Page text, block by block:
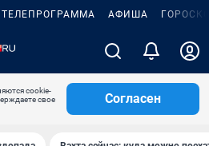
ТЕЛЕПРОГРАММА АФИША
cookie-
свое
Согласен